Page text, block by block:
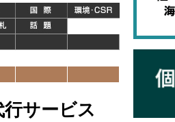
サービス